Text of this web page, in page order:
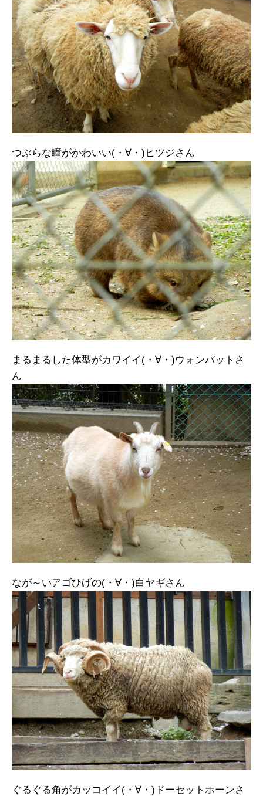
つぶらな瞳がかわいい(・∀・)ヒツジさん
まるまるした体型がカワイイ(・∀・)ウォンバットさ
ん
なが～いアゴひげの(・∀・)白ヤギさん
ぐるぐる角がカッコイイ(・∀・)ドーセットホーンさ